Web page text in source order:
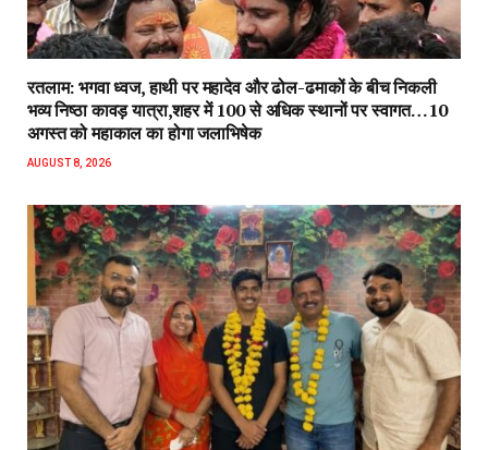
रतलाम: भगवा ध्वज, हाथी पर महादेव और ढोल-ढमाकों के बीच निकली
भव्य निष्ठा कावड़ यात्रा,शहर में 100 से अधिक स्थानों पर स्वागत…10
अगस्त को महाकाल का होगा जलाभिषेक
AUGUST 8, 2026